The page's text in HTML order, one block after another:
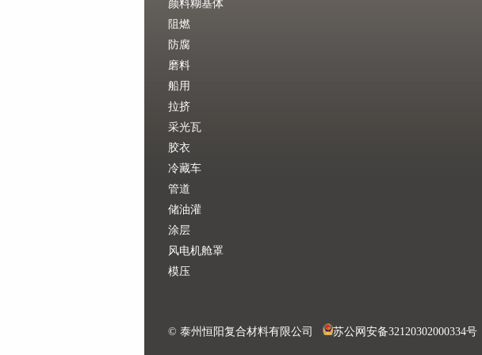
颜料糊基体
阻燃
防腐
磨料
船用
拉挤
采光瓦
胶衣
冷藏车
管道
储油灌
涂层
风电机舱罩
模压
© 泰州恒阳复合材料有限公司 苏公网安备32120302000334号